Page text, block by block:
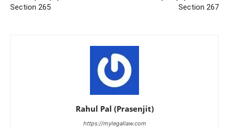
Section 265
Section 267
Rahul Pal (Prasenjit)
https://mylegallaw.com